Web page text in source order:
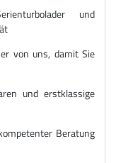
und
von uns, damit Sie
und erstklassige
Beratung